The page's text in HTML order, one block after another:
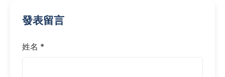
發表留言
姓名 *